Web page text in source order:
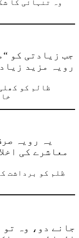
وہ تنہائی کا
جب زیادتی کو
رویہ مزید
ظالم کو
یہ رویہ
معاشرے کی
ظلم کو برداشت